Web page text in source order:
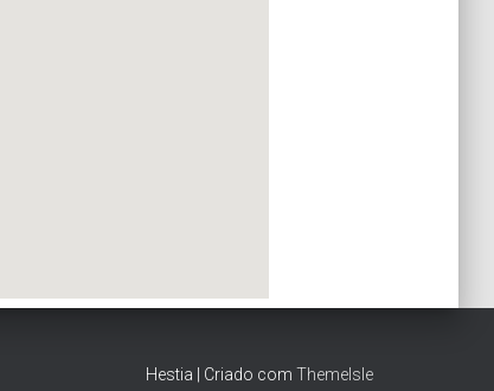
Hestia | Criado com ThemeIsle